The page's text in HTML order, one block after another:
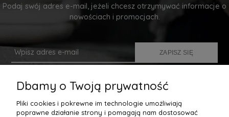
Podaj swój adres e-mail, jeżeli chcesz otrzymywać informacje o
nowościach i promocjach.
ZAPISZ SIĘ
Dbamy o Twoją prywatność
Pliki cookies i pokrewne im technologie umożliwiają
poprawne działanie strony i pomagają nam dostosować